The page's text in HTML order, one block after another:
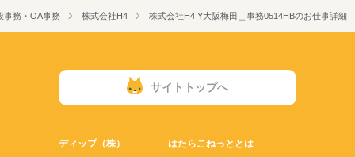
事務・OA事務 株式会社H4 株式会社H4 Y大阪梅田＿事務0514HBのお仕事詳細
サイトトップへ
ディップ（株） はたらこねっととは